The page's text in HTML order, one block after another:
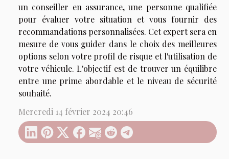
un conseiller en assurance, une personne qualifiée
pour évaluer votre situation et vous fournir des
recommandations personnalisées. Cet expert sera en
mesure de vous guider dans le choix des meilleures
options selon votre profil de risque et l'utilisation de
votre véhicule. L'objectif est de trouver un équilibre
entre une prime abordable et le niveau de sécurité
souhaité.
Mercredi 14 février 2024 20:46